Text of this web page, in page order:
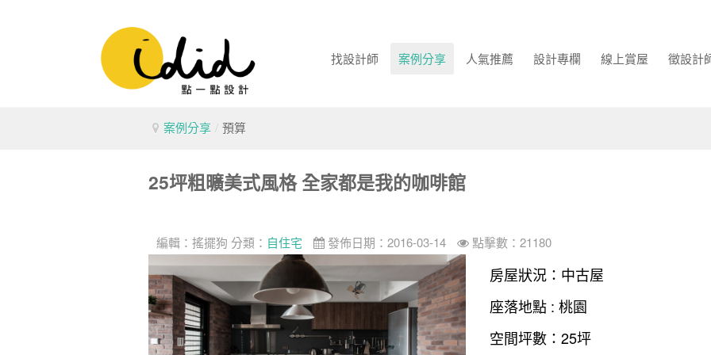
找設計師 案例分享 人氣推薦 設計專欄 線上賞屋 徵設計
案例分享 / 預算
25坪粗曠美式風格 全家都是我的咖啡館
編輯： 搖擺狗 分類： 自住宅 發佈日期：2016-03-14 點擊數：21180
房屋狀況：中古屋
座落地點 : 桃園
空間坪數：25坪